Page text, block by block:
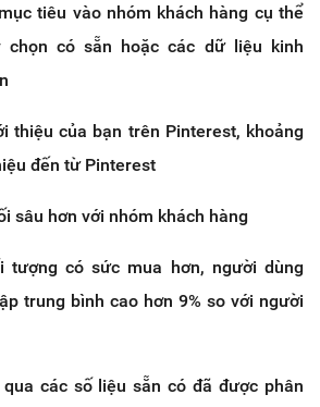
tiêu vào nhóm khách hàng cụ thể
chọn có sẵn hoặc các dữ liệu kinh
thiệu của bạn trên Pinterest, khoảng
đến từ Pinterest
sâu hơn với nhóm khách hàng
tượng có sức mua hơn, người dùng
trung bình cao hơn 9% so với người
các số liệu sẵn có đã được phân